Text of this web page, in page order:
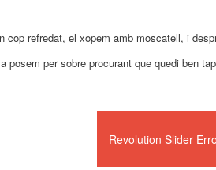
cop refredat, el xopem amb moscatell, i
posem per sobre procurant que quedi ben
Revolution Slider